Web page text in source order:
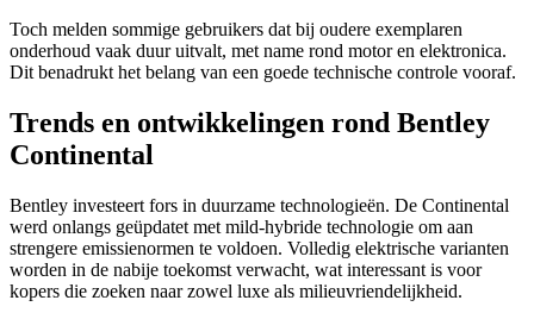
Toch melden sommige gebruikers dat bij oudere exemplaren
onderhoud vaak duur uitvalt, met name rond motor en elektronica.
Dit benadrukt het belang van een goede technische controle vooraf.
Trends en ontwikkelingen rond Bentley
Continental
Bentley investeert fors in duurzame technologieën. De Continental
werd onlangs geüpdatet met mild-hybride technologie om aan
strengere emissienormen te voldoen. Volledig elektrische varianten
worden in de nabije toekomst verwacht, wat interessant is voor
kopers die zoeken naar zowel luxe als milieuvriendelijkheid.